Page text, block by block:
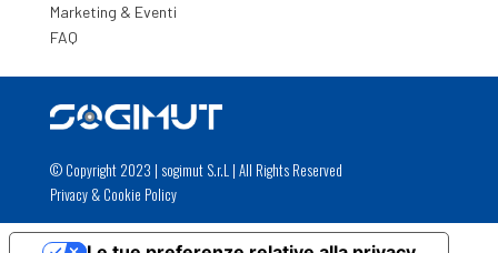
Marketing & Eventi
FAQ
© Copyright 2023 | sogimut S.r.L | All Rights Reserved
Privacy& Cookie Policy